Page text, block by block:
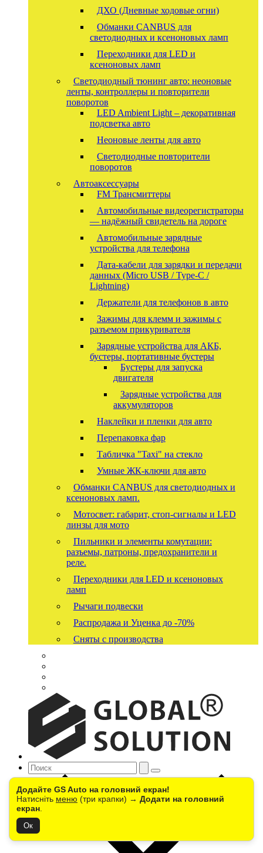
Додайте GS Auto на головний екран!
Натисніть меню (три крапки) → Додати на головний
екран
Ок
ДХО (Дневные ходовые огни)
Обманки CANBUS для
светодиодных и ксеноновых ламп
Переходники для LED и
ксеноновых ламп
Светодиодный тюнинг авто: неоновые
ленты, контроллеры и повторители
поворотов
LED Ambient Light – декоративная
подсветка авто
Неоновые ленты для авто
Светодиодные повторители
поворотов
Автоаксессуары
FM Трансмиттеры
Автомобильные видеорегистраторы
— надёжный свидетель на дороге
Автомобильные зарядные
устройства для телефона
Дата-кабели для зарядки и передачи
данных (Micro USB / Type-C /
Lightning)
Держатели для телефонов в авто
Зажимы для клемм и зажимы с
разъемом прикуривателя
Зарядные устройства для АКБ,
бустеры, портативные бустеры
Бустеры для запуска
двигателя
Зарядные устройства для
аккумуляторов
Наклейки и пленки для авто
Перепаковка фар
Табличка "Taxi" на стекло
Умные ЖК-ключи для авто
Обманки CANBUS для светодиодных и
ксеноновых ламп.
Мотосвет: габарит, стоп-сигналы и LED
линзы для мото
Пильники и элементы комутации:
разъемы, патроны, предохранители и
реле.
Переходники для LED и ксеноновых
ламп
Рычаги подвески
Распродажа и Уценка до -70%
Сняты с производства